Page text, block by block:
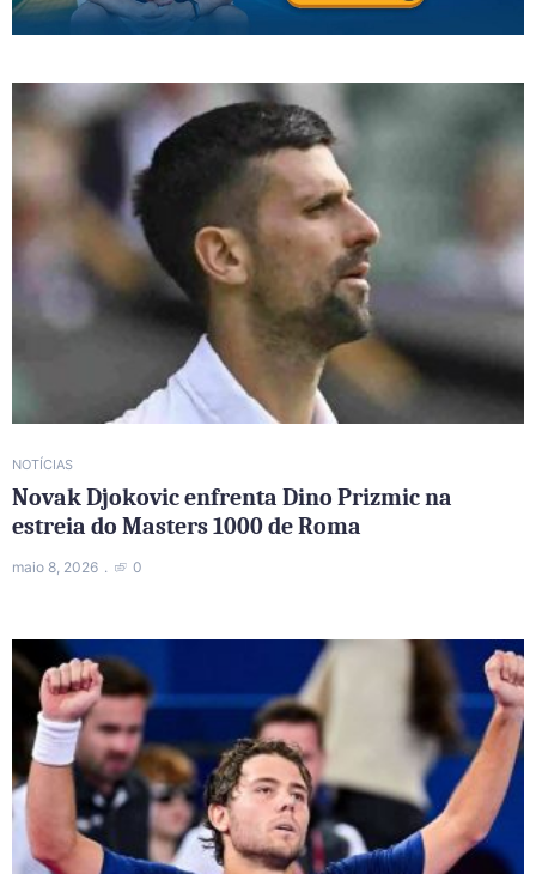
NOTÍCIAS
Novak Djokovic enfrenta Dino Prizmic na
estreia do Masters 1000 de Roma
maio 8, 2026 0